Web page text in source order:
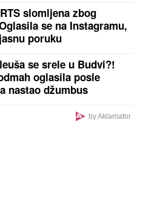
9. DO 15. AVGUSTA:
Lava "španska
prihoda
by Aklamator